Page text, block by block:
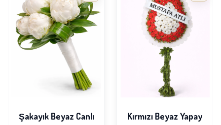
Şakayık Beyaz Canlı
Kırmızı Beyaz Yapay